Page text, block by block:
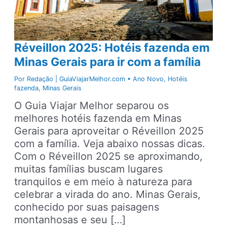
Réveillon 2025: Hotéis fazenda em
Minas Gerais para ir com a família
Por Redação | GuiaViajarMelhor.com •Ano Novo, Hotéis
fazenda, Minas Gerais
O Guia Viajar Melhor separou os
melhores hotéis fazenda em Minas
Gerais para aproveitar o Réveillon 2025
com a família. Veja abaixo nossas dicas.
Com o Réveillon 2025 se aproximando,
muitas famílias buscam lugares
tranquilos e em meio à natureza para
celebrar a virada do ano. Minas Gerais,
conhecido por suas paisagens
montanhosas e seu […]